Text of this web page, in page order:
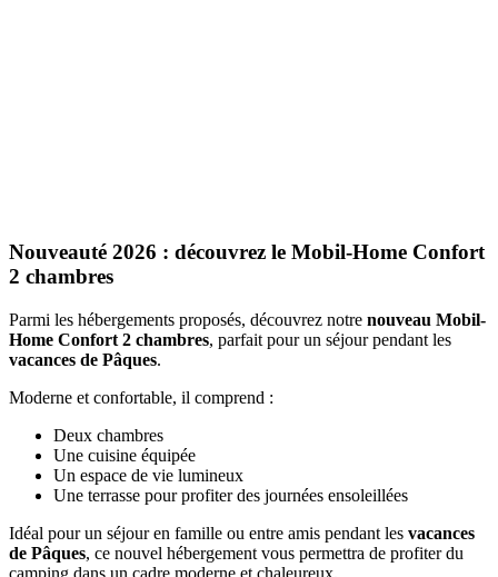
Nouveauté 2026 : découvrez le Mobil-Home Confort
2 chambres
Parmi les hébergements proposés, découvrez notre nouveau Mobil-
Home Confort 2 chambres, parfait pour un séjour pendant les
vacances de Pâques.
Moderne et confortable, il comprend :
Deux chambres
Une cuisine équipée
Un espace de vie lumineux
Une terrasse pour profiter des journées ensoleillées
Idéal pour un séjour en famille ou entre amis pendant les vacances
de Pâques, ce nouvel hébergement vous permettra de profiter du
camping dans un cadre moderne et chaleureux.